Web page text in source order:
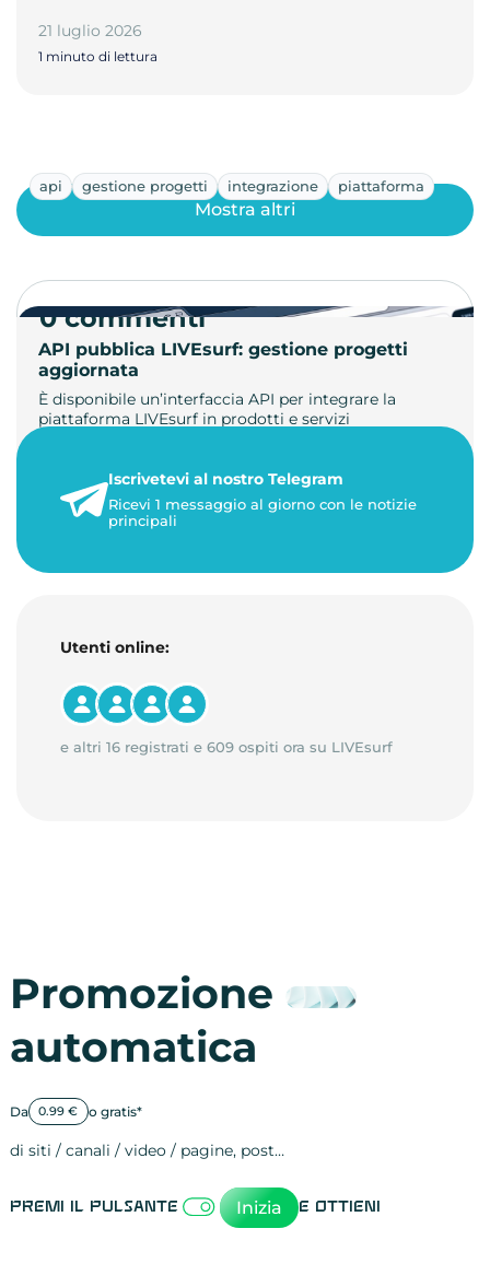
21 luglio 2026
1 minuto di lettura
api gestione progetti integrazione piattaforma
API pubblica LIVEsurf: gestione progetti
aggiornata
È disponibile un’interfaccia API per integrare la
piattaforma LIVEsurf in prodotti e servizi
23 maggio 2026
1 minuto di lettura
Mostra altri
0 commenti
Iscrivetevi al nostro Telegram
Ricevi 1 messaggio al giorno con le notizie
principali
Utenti online:
e altri 16 registrati e 609 ospiti ora su LIVEsurf
Promozione
automatica
Da 0.99 € o gratis*
di siti / canali / video / pagine, post…
Premi il pulsante Inizia e ottieni